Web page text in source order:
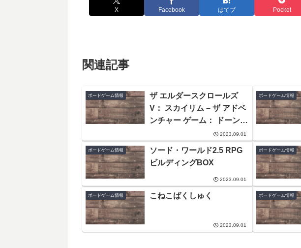
X Facebook はてブ Pocket
関連記事
ボードゲーム情報
ザ エルダースクロールズ
V： スカイリム – ザ アドベ
ンチャー ゲーム： ドーンガ
ード エクスパンション2023.09.01
ボードゲーム情報
ボードゲーム情報
ソード・ワールド2.5 RPG
ビルディングBOX
2023.09.01
ボードゲーム情報
ボードゲーム情報 こねこばくしゅく
2023.09.01
ボードゲーム情報